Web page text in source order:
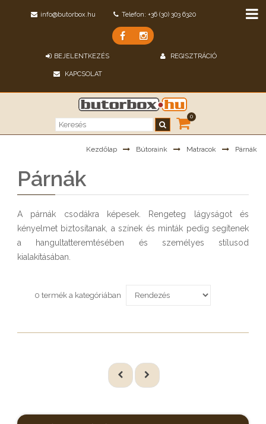
info@butorbox.hu Telefon: +36 (30) 303 6320
BEJELENTKEZÉS REGISZTRÁCIÓ
KAPCSOLAT
0
Kezdőlap Bútoraink Matracok Párnák
Párnák
A párnák csodákra képesek. Rengeteg lágyságot és
kényelmet biztosítanak, a színek és minták pedig segítenek
a hangultatteremtésében és személyes stílusod
kialakításában.
0 termék a kategóriában